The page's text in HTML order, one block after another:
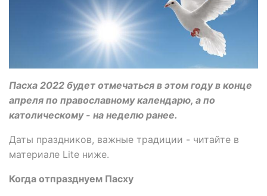
Пасха 2022 будет отмечаться в этом году в конце
апреля по православному календарю, а по
католическому - на неделю ранее.
Даты праздников, важные традиции - читайте в
материале Lite ниже.
Когда отпразднуем Пасху